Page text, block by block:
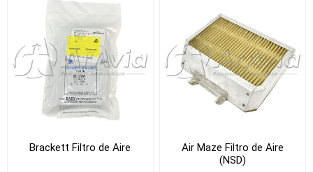
Brackett Filtro de Aire
Air Maze Filtro de Aire
(NSD)